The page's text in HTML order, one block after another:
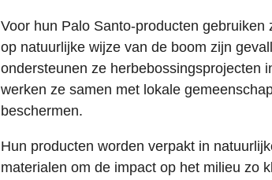
Voor hun Palo Santo-producten gebruiken
op natuurlijke wijze van de boom zijn
ondersteunen ze herbebossingsprojecten
werken ze samen met lokale
beschermen.
Hun producten worden verpakt in
materialen om de impact op het milieu zo